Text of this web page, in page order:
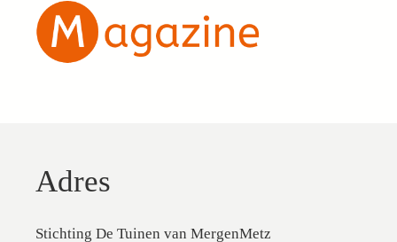
Adres
Stichting De Tuinen van MergenMetz